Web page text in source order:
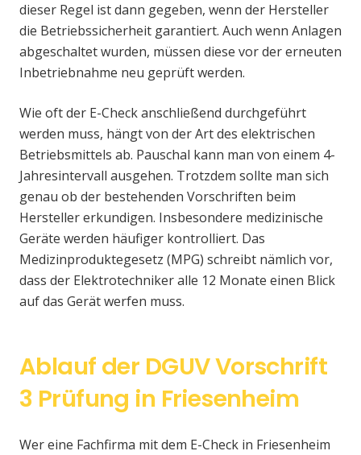
dieser Regel ist dann gegeben, wenn der Hersteller
die Betriebssicherheit garantiert. Auch wenn Anlagen
abgeschaltet wurden, müssen diese vor der erneuten
Inbetriebnahme neu geprüft werden.
Wie oft der E-Check anschließend durchgeführt
werden muss, hängt von der Art des elektrischen
Betriebsmittels ab. Pauschal kann man von einem 4-
Jahresintervall ausgehen. Trotzdem sollte man sich
genau ob der bestehenden Vorschriften beim
Hersteller erkundigen. Insbesondere medizinische
Geräte werden häufiger kontrolliert. Das
Medizinproduktegesetz (MPG) schreibt nämlich vor,
dass der Elektrotechniker alle 12 Monate einen Blick
auf das Gerät werfen muss.
Ablauf der DGUV Vorschrift
3 Prüfung in Friesenheim
Wer eine Fachfirma mit dem E-Check in Friesenheim